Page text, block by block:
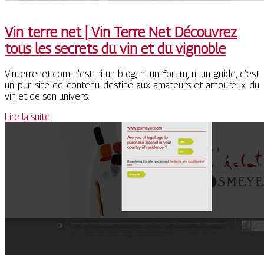
Vin terre net | Vin Terre Net Découvrez
tous les secrets du vin et du vignoble
Vinterrenet.com n’est ni un blog, ni un forum, ni un guide, c’est
un pur site de contenu destiné aux amateurs et amoureux du
vin et de son univers.
Lire la suite